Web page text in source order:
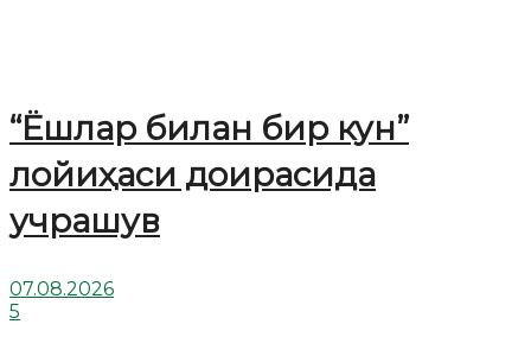
“Ёшлар билан бир кун”
лойиҳаси доирасида
учрашув
07.08.2026
5